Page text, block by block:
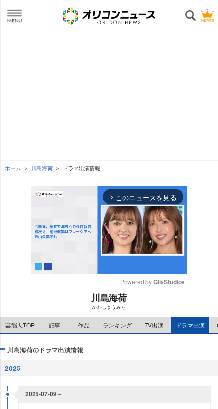
ホーム 川島海荷 ドラマ出演情報
arrow_forward_ios このニュースを見る
e
Powered by GliaStudios
川島海荷
かわしまうみか
芸能人TOP 記事 作品 ランキング TV出演 ドラマ出演
川島海荷のドラマ出演情報
2025
2025-07-09～